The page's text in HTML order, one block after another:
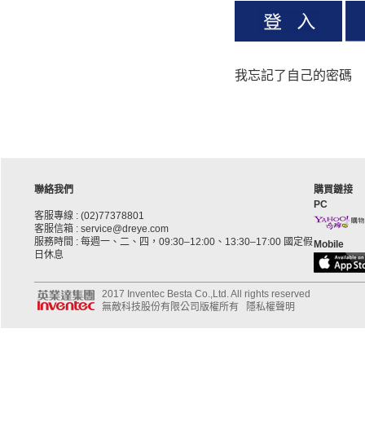
我忘記了自己的密碼
聯絡我們
客服專線 : (02)77378801
客服信箱 : service@dreye.com
服務時間 : 每週一、二、四，09:30–12:00、13:30–17:00 國定假
日休息
購買鏈接
PC
Mobile
2017 Inventec Besta Co.,Ltd. All rights reserved
無敵科技股份有限公司版權所有
隱私權聲明